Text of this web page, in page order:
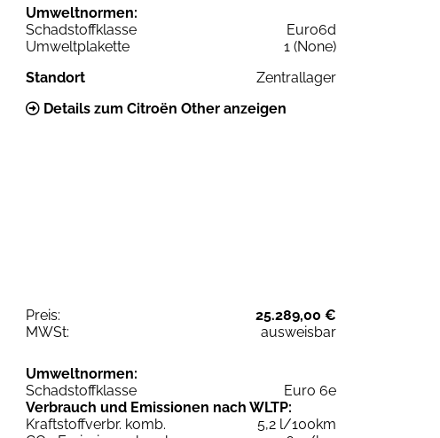
Umweltnormen:
Schadstoffklasse
Euro6d
Umweltplakette
1 (None)
Standort
Zentrallager
Details zum Citroën Other anzeigen
Preis:
25.289,00 €
MWSt:
ausweisbar
Umweltnormen:
Schadstoffklasse
Euro 6e
Verbrauch und Emissionen nach WLTP:
Kraftstoffverbr. komb.
5,2 l/100km